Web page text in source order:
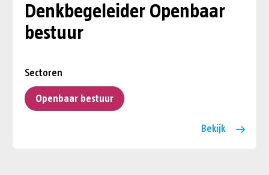
Denkbegeleider Openbaar
bestuur
Sectoren
Openbaar bestuur
Bekijk